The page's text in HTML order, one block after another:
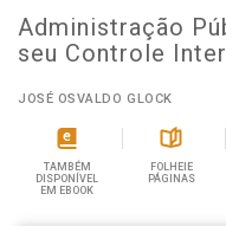
Administração
seu Controle
JOSÉ OSVALDO GLOCK
TAMBÉM
DISPONÍVEL
EM EBOOK
FOLHEIE
PÁGINAS